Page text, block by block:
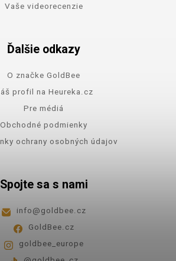
Vaše videorecenzie
Ďalšie odkazy
O značke GoldBee
profil na Heureka.cz
Pre médiá
Obchodné podmienky
ochrany osobných údajov
Spojte sa s nami
info@goldbee.cz
GoldBee.cz
goldbee_europe